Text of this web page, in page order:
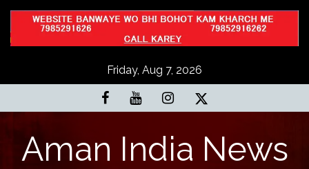
Skip
content
Friday, Aug 7, 2026
Aman India News